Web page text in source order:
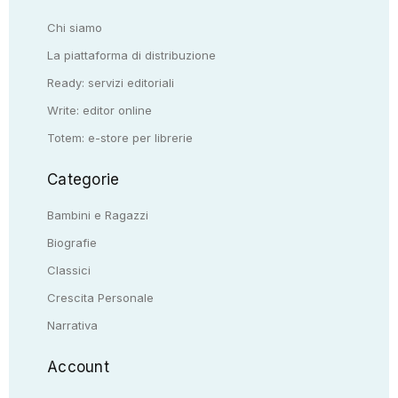
Chi siamo
La piattaforma di distribuzione
Ready: servizi editoriali
Write: editor online
Totem: e-store per librerie
Categorie
Bambini e Ragazzi
Biografie
Classici
Crescita Personale
Narrativa
Account